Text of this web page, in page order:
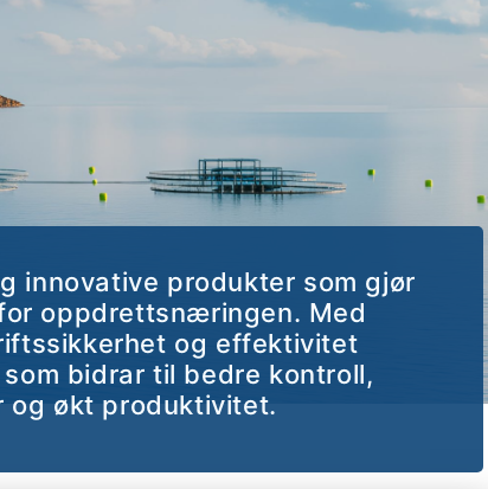
innovative produkter som gjør
oppdrettsnæringen. Med
og effektivitet
bidrar til bedre kontroll,
og økt produktivitet.